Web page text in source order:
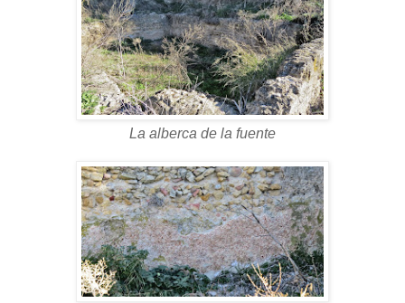
La alberca de la fuente